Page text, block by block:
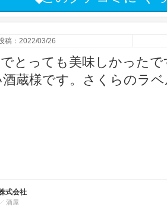
稿：2022/03/26
とっても美味しかった
蔵様です。さくらのラ
式会社
酒屋